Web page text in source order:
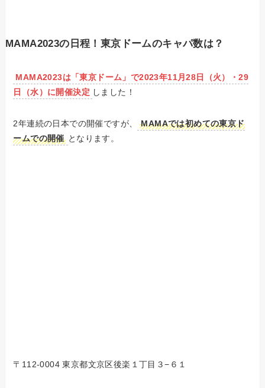
MAMA2023の日程！東京ドームのキャパ数は？
MAMA2023は「東京ドーム」で2023年11月28日（火）・29
日（水）に開催決定 しました！
2年連続の日本での開催ですが、
MAMAでは初めての東京ド
ームでの開催 となります。
〒112-0004 東京都文京区後楽１丁目３−６１